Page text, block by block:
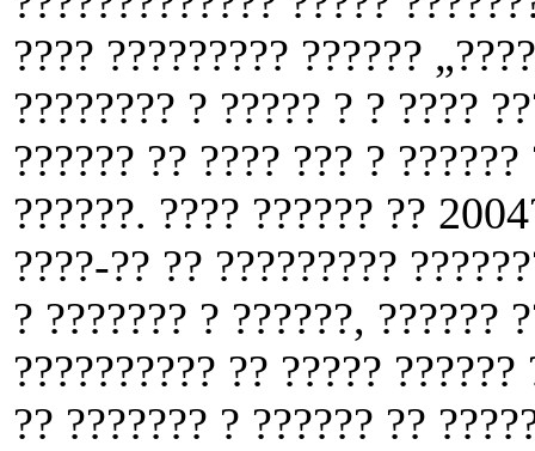
???? ????????? ??????
???????? ? ????? ? ? ????
?????? ?? ???? ??? ?
??????. ???? ?????? ??
????-?? ?? ?????????
? ??????? ? ??????, ??????
?????????? ?? ?????
?? ??????? ? ?????? ??